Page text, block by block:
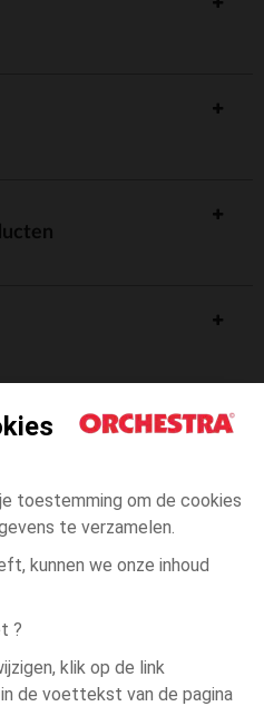
toestemming om de cookies
te verzamelen.
kunnen we onze inhoud
?
klik op de link
de voettekst van de pagina
1
bepalingen